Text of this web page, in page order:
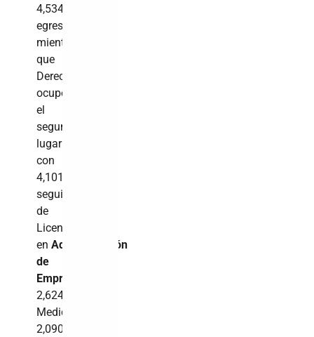
4,534
egresados,
mientras
que
Derecho
ocupó
el
segundo
lugar
con
4,101,
seguido
de
Licenciatura
en Administración
de
Empresas
2,624,
Medicina
2,090